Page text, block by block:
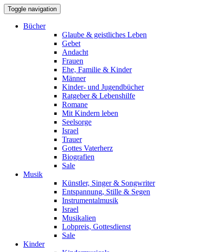
Toggle navigation
Bücher
Glaube & geistliches Leben
Gebet
Andacht
Frauen
Ehe, Familie & Kinder
Männer
Kinder- und Jugendbücher
Ratgeber & Lebenshilfe
Romane
Mit Kindern leben
Seelsorge
Israel
Trauer
Gottes Vaterherz
Biografien
Sale
Musik
Künstler, Singer & Songwriter
Entspannung, Stille & Segen
Instrumentalmusik
Israel
Musikalien
Lobpreis, Gottesdienst
Sale
Kinder